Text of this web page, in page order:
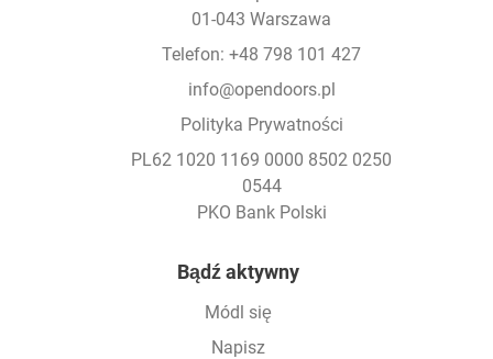
01-043 Warszawa
Telefon: +48 798 101 427
info@opendoors.pl
Polityka Prywatności
PL62 1020 1169 0000 8502 0250
0544
PKO Bank Polski
Bądź aktywny
Módl się
Napisz